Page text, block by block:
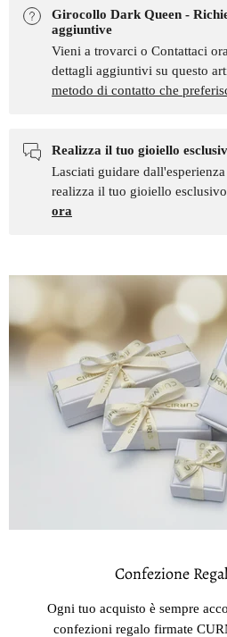
Girocollo Dark Queen -
aggiuntive
Vieni a trovarci o Contattaci
dettagli aggiuntivi su questo
metodo di contatto che
Realizza il tuo gioiello
Lasciati guidare
realizza il tuo gioiello
ora
Confezione
Ogni tuo acquisto è sempre
confezioni regalo firmate